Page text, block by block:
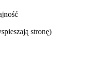
stronę)